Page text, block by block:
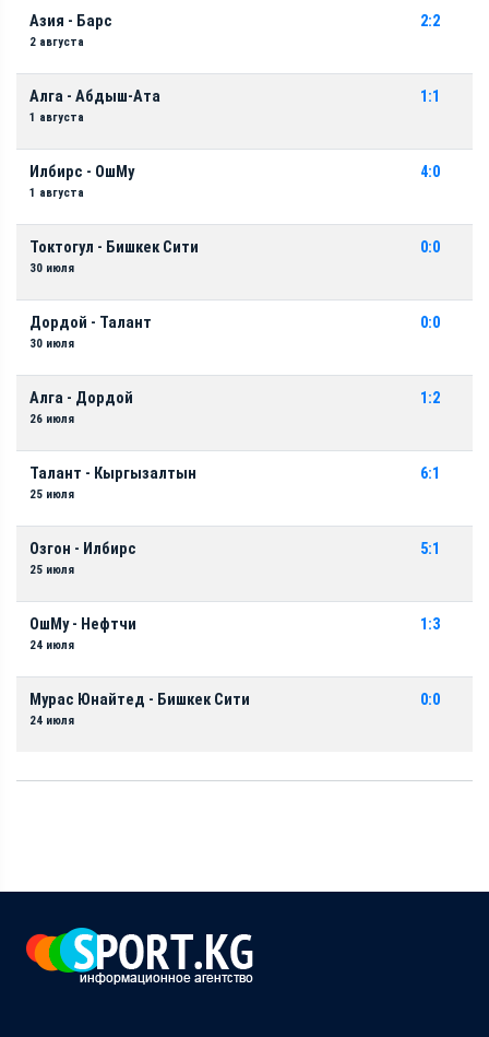
Азия - Барс
2 августа
2:2
Алга - Абдыш-Ата
1 августа
1:1
Илбирс - ОшМу
1 августа
4:0
Токтогул - Бишкек Сити
30 июля
0:0
Дордой - Талант
30 июля
0:0
Алга - Дордой
26 июля
1:2
Талант - Кыргызалтын
25 июля
6:1
Озгон - Илбирс
25 июля
5:1
ОшМу - Нефтчи
24 июля
1:3
Мурас Юнайтед - Бишкек Сити
24 июля
0:0